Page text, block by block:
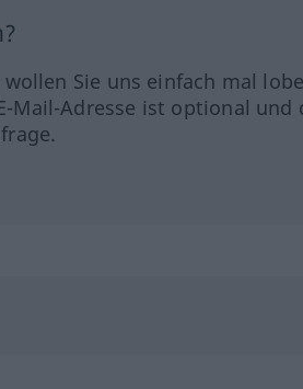
Sie uns einfach mal
Mail-Adresse ist optional und